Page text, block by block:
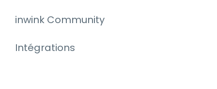
inwink Community
Intégrations